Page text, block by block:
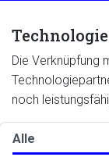
Die Verknüpfung
noch
Alle